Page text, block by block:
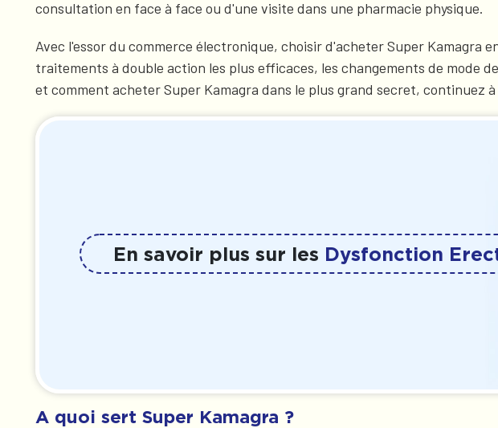
consultation en face à face ou d'une visite dans une pharmacie physique.
Avec l'essor du commerce électronique, choisir d'acheter Super Kamagra
traitements à double action les plus efficaces, les changements de mode
et comment acheter Super Kamagra dans le plus grand secret, continuez
En savoir plus sur les Dysfonction
A quoi sert Super Kamagra ?